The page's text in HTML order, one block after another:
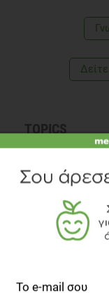
TOPICS
ΣΥΜΒΟΥΛΕΣ